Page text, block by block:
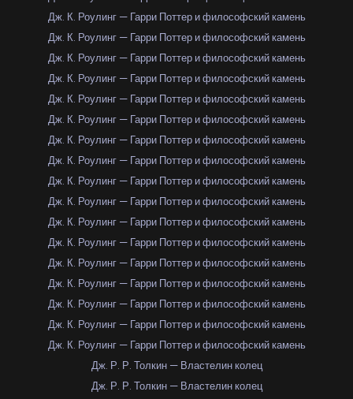
Дж. К. Роулинг — Гарри Поттер и философский камень
Дж. К. Роулинг — Гарри Поттер и философский камень
Дж. К. Роулинг — Гарри Поттер и философский камень
Дж. К. Роулинг — Гарри Поттер и философский камень
Дж. К. Роулинг — Гарри Поттер и философский камень
Дж. К. Роулинг — Гарри Поттер и философский камень
Дж. К. Роулинг — Гарри Поттер и философский камень
Дж. К. Роулинг — Гарри Поттер и философский камень
Дж. К. Роулинг — Гарри Поттер и философский камень
Дж. К. Роулинг — Гарри Поттер и философский камень
Дж. К. Роулинг — Гарри Поттер и философский камень
Дж. К. Роулинг — Гарри Поттер и философский камень
Дж. К. Роулинг — Гарри Поттер и философский камень
Дж. К. Роулинг — Гарри Поттер и философский камень
Дж. К. Роулинг — Гарри Поттер и философский камень
Дж. К. Роулинг — Гарри Поттер и философский камень
Дж. К. Роулинг — Гарри Поттер и философский камень
Дж. Р. Р. Толкин — Властелин колец
Дж. Р. Р. Толкин — Властелин колец